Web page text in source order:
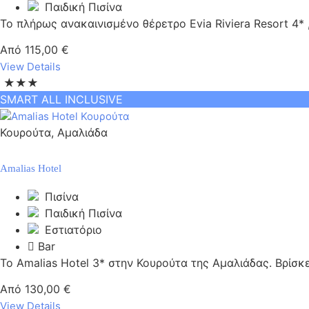
Παιδική Πισίνα
Το πλήρως ανακαινισμένο θέρετρο Evia Riviera Resort 4*
Από 115,00 €
View Details
★★★
SMART ALL INCLUSIVE
Κουρούτα, Αμαλιάδα
Amalias Hotel
Πισίνα
Παιδική Πισίνα
Εστιατόριο
Bar
Το Amalias Hotel 3* στην Κουρούτα της Αμαλιάδας.
Από 130,00 €
View Details